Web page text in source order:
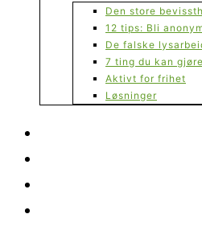
Den store
12 tips: Bli
De falske
7 ting du kan gjøre
Aktivt for frihet
Løsninger